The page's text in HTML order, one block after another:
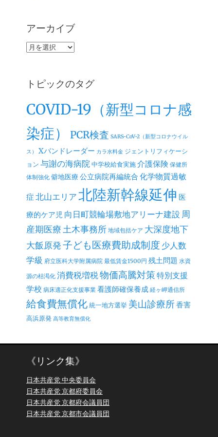
アーカイブ
ア
イ
ブ
トピックのタグ
COVID-19（新型コロナ感
染症）
PCR検査 SARS-CoV-2（新型コロナウイル
ス） Xバンドレーダー カラ水料金 ジェントリフィケーシ
ョン 与謝の海病院中学校給食実施介護保険 保健所
体制強化 僻地医療 公立病院再編統合 化学物質過敏
症 北山エリア北陸新幹線延伸 医
療的ケア児 向日町競輪場敷地アリーナ建設 周
産期医療土木事務所 地域包括ケア 大深度地下
大飯原発子ども医療費助成制度 少人数
学級 府立医科大学附属病院 最低賃金1500円 残土問題 水資
源の枯渇化 消費税増税物価高騰対策特別支援
学校 病床適正化支援事業 看護師確保養成 経ヶ岬通信所
給食費無償化統一地方選挙 美山診療所香害
高浜原発 高等教育無償化
《リンク集》
日本共産党 中央委員会
日本共産党 京都府委員会
日本共産党 京都府会議員団
日本共産党 京都市会議員団